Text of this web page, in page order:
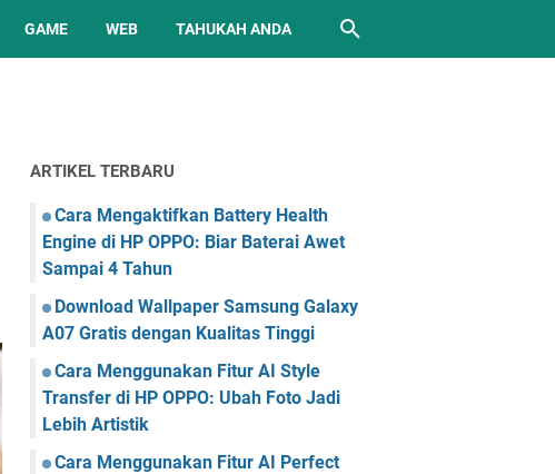
GAME WEB TAHUKAH ANDA
ARTIKEL TERBARU
Cara Mengaktifkan Battery Health
Engine di HP OPPO: Biar Baterai Awet
Sampai 4 Tahun
Download Wallpaper Samsung Galaxy
A07 Gratis dengan Kualitas Tinggi
Cara Menggunakan Fitur AI Style
Transfer di HP OPPO: Ubah Foto Jadi
Lebih Artistik
Cara Menggunakan Fitur AI Perfect